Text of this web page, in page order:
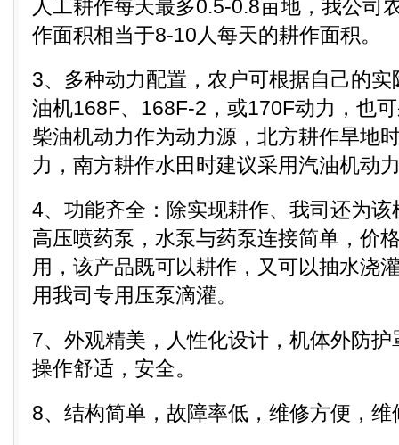
人工耕作每天最多0.5-0.8亩地，我公司
作面积相当于8-10人每天的耕作面积。
3、多种动力配置，农户可根据自己的
油机168F、168F-2，或170F动力，也
柴油机动力作为动力源，北方耕作旱地
力，南方耕作水田时建议采用汽油机动
4、功能齐全：除实现耕作、我司还为
高压喷药泵，水泵与药泵连接简单，价
用，该产品既可以耕作，又可以抽水浇
用我司专用压泵滴灌。
7、外观精美，人性化设计，机体外防
操作舒适，安全。
8、结构简单，故障率低，维修方便，